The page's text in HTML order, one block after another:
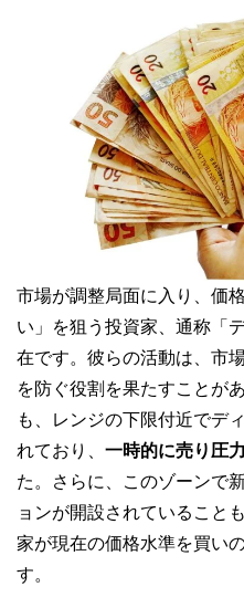
市場が調整局面に入り、価
い」を狙う投資家、通称「
在です。彼らの活動は、市
を防ぐ役割を果たすことが
も、レンジの下限付近でデ
れており、 一時的に売り圧
た。さらに、このゾーンで
ョンが開設されていること
家が現在の価格水準を買い
す。